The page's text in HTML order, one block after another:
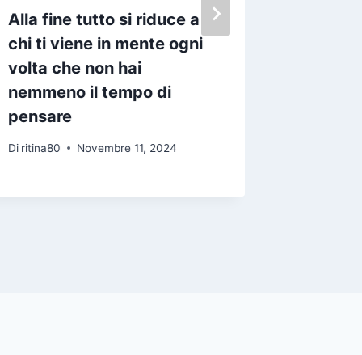
Alla fine tutto si riduce a
chi ti viene in mente ogni
volta che non hai
nemmeno il tempo di
pensare
Di ritina80 Novembre 11, 2024